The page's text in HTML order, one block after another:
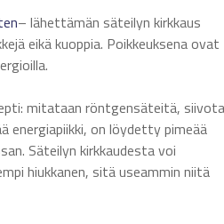
– lähettämän säteilyn kirkkaus
eikä kuoppia. Poikkeuksena ovat
mitataan röntgensäteitä,
energiapiikki, on löydetty pimeää
Säteilyn kirkkaudesta voi
hiukkanen, sitä useammin niitä